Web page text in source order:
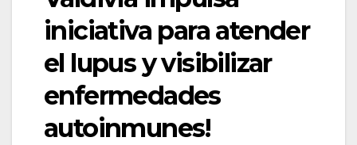
iniciativa para atender
el lupus y visibilizar
enfermedades
autoinmunes!